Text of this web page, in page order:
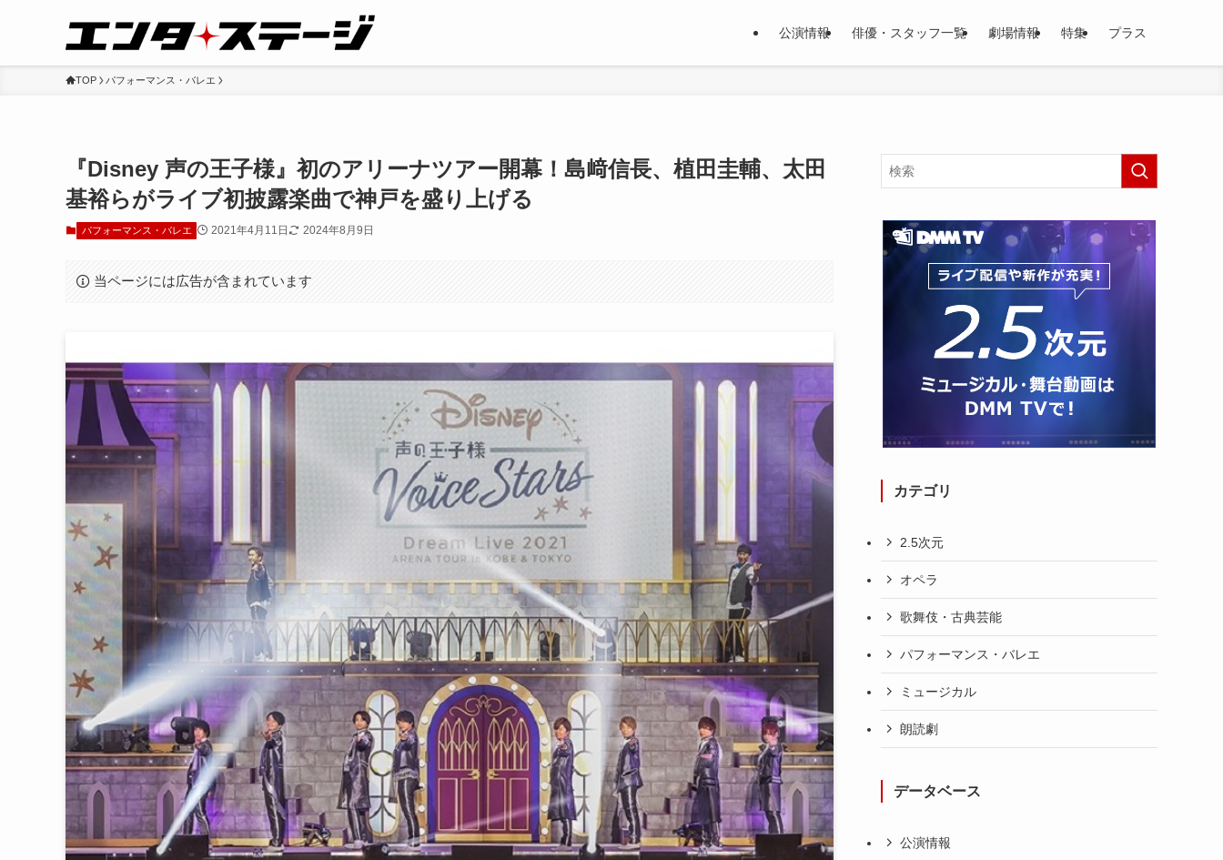
公演情報 俳優・スタッフ一覧 劇場情報 特集 プラス
TOP パフォーマンス・バレエ
『Disney 声の王子様』初のアリーナツアー開幕！島﨑信長、植田圭輔、太田
基裕らがライブ初披露楽曲で神戸を盛り上げる
パフォーマンス・バレエ 2021年4月11日 2024年8月9日
当ページには広告が含まれています
カテゴリ
2.5次元
オペラ
歌舞伎・古典芸能
パフォーマンス・バレエ
ミュージカル
朗読劇
データベース
公演情報